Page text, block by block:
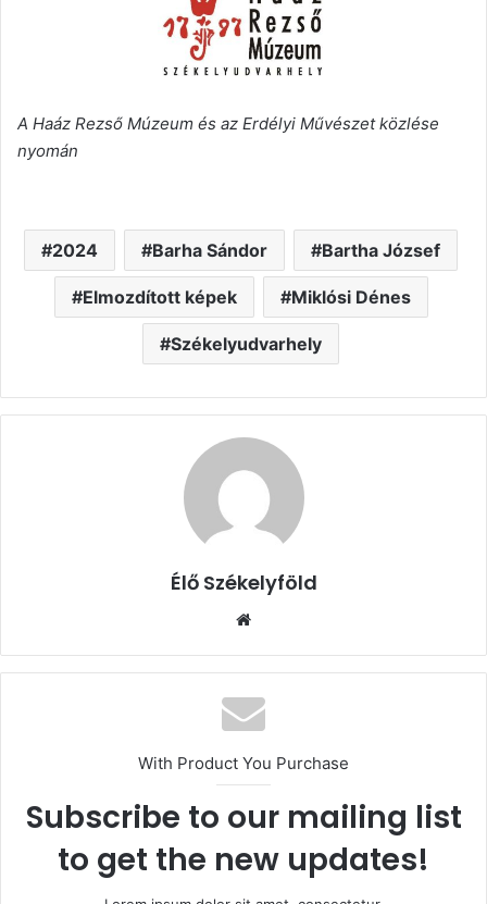
A Haáz Rezső Múzeum és az Erdélyi Művészet közlése
nyomán
2024 Barha Sándor Bartha József
Elmozdított képek Miklósi Dénes
Székelyudvarhely
Élő Székelyföld
With Product You Purchase
Subscribe to our mailing list
to get the new updates!